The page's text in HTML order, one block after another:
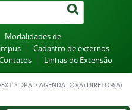
Modalidades de
Cadastro de externos
Linhas de Extensão
> DPA > AGENDA DO(A) DIRETOR(A)